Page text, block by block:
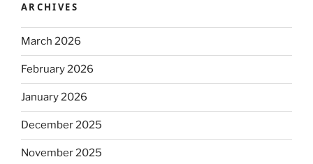
ARCHIVES
March 2026
February 2026
January 2026
December 2025
November 2025